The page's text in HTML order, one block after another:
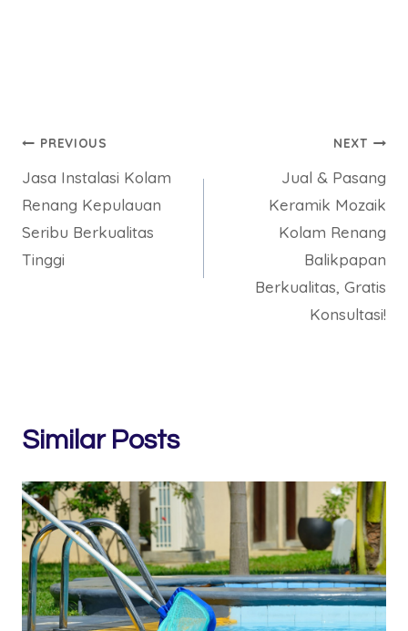
Post
navigation
PREVIOUS
Jasa Instalasi Kolam
Renang Kepulauan
Seribu Berkualitas
Tinggi
NEXT
Jual & Pasang
Keramik Mozaik
Kolam Renang
Balikpapan
Berkualitas, Gratis
Konsultasi!
Similar Posts